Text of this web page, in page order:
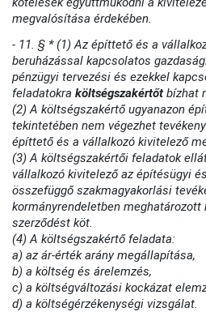
megvalósítása érdekében.
- 11. § * (1) Az építtető és a
beruházással kapcsolatos
pénzügyi tervezési és ezekkel
feladatokraköltségszakértőtbízhat
(2) A költségszakértő ugyanazon
tekintetében nem végezhet
építtető és a vállalkozó kivitelező
(3) A költségszakértői feladatok
vállalkozó kivitelező az építésügyi
összefüggő szakmagyakorlási
kormányrendeletben
szerződést köt.
(4) A költségszakértő feladata:
a) az ár-érték arány megállapítása,
b) a költség és árelemzés,
c) a költségváltozási kockázat
d) a költségérzékenységi vizsgálat.